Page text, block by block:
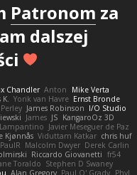
Patronom za
dalszej
Chandler Anton
Mike Verta
K. Yorik van Havre Ernst Bronde
James Robinson I/O Studio
James JS KangaroOz 3D
Lampantino Javier Meseguer de Paz
Kjønnås Viduttam Katkar chris huf
PaulR Malcolm Dwyer Derek Carlin
Riccardo Giovanetti fr54
Toraldo Stephen D Swaney
Alan Gregory Paul O' Grady Phyl